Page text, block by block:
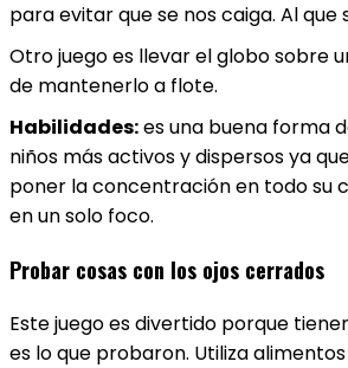
para evitar que se nos caiga. Al que
Otro juego es llevar el globo sobre
de mantenerlo a flote.
Habilidades:es una buena forma
niños más activos y dispersos ya
poner la concentración en todo su
en un solo foco.
Probar cosas con los ojos cerrados
Este juego es divertido porque
es lo que probaron. Utiliza